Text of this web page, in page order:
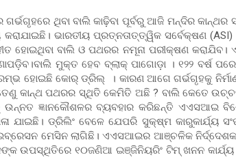
ଥିବା ବାଲି କାଢ଼ିବା ପୂର୍ବରୁ ଆଜି ମନ୍ଦିର କାନ୍ଥର
ଭାରତୀୟ ପ୍ରତ୍ନତାତ୍ତ୍ୱିକ ସର୍ବେକ୍ଷଣ
ହୋଇଥିବା ବାଲି ଓ ପଥରର ନମୂନା ପରୀକ୍ଷଣ କରାଯିବ।
ମୁକ୍ତ ହେବ ବ୍ଲାକ୍ ପାଗୋଡ଼ା । ୧୨୨ ବର୍ଷ ପରେ
ହୋଇଛି କୋର୍ ଡ୍ରିଲ୍ । କାରଣ ଆଗେ ଗର୍ଭଗୃହକୁ
କାନ୍ଥ ପଥରର ସ୍ଥିତି କେମିତି ଅଛି ? ବାଲି କେତେ
ଉନ୍ନତ ଜ୍ଞାନକୌଶଳର ବ୍ୟବହାର କରିଛନ୍ତି ଏଏସଆଇ
ଯାଇଛି। ଡ୍ରିଲିଂ ବେଳେ ଯେପରି ସୁକ୍ଷ୍ମ କାରୁକାର୍ଯ୍ୟ
ମେସିନ ଲାଗିଛି। ଏଏସଆଇର ଆଞ୍ଚଳିକ
ଉପସ୍ଥିତିରେ ୧୦ଜଣିଆ ଇଞ୍ଜିନିୟରିଂ ଟିମ୍ ଖନନ କାର୍ଯ୍ୟ